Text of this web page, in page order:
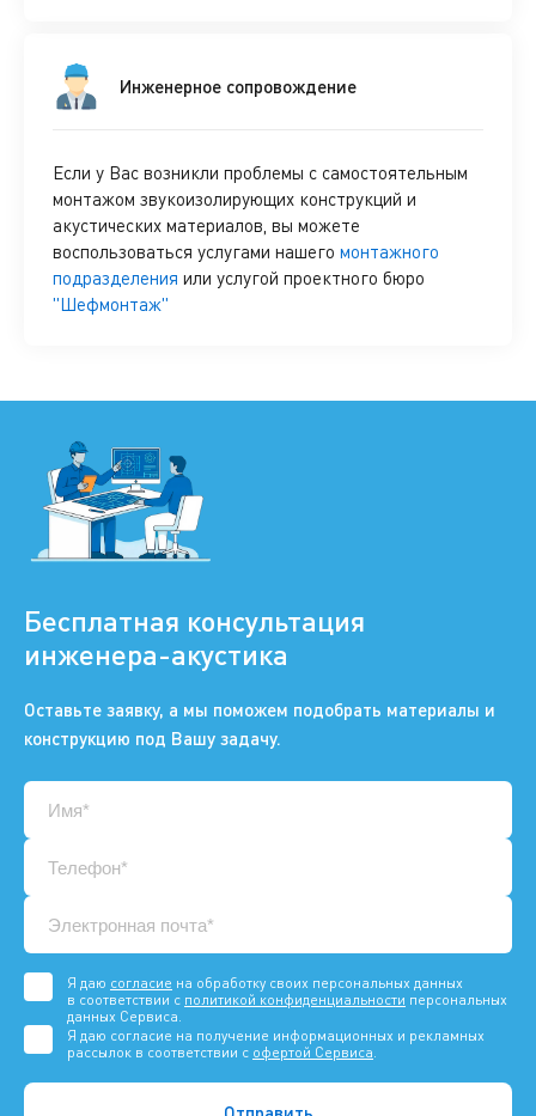
Инженерное сопровождение
Если у Вас возникли проблемы с самостоятельным
монтажом звукоизолирующих конструкций и
акустических материалов, вы можете
воспользоваться услугами нашего монтажного
подразделения или услугой проектного бюро
"Шефмонтаж"
Бесплатная консультация
инженера-акустика
Оставьте заявку, а мы поможем подобрать материалы и
конструкцию под Вашу задачу.
Я даю согласие на обработку своих персональных данных
в соответствии с политикой конфиденциальности персональных
данных Сервиса.
Я даю согласие на получение информационных и рекламных
рассылок в соответствии с офертой Сервиса.